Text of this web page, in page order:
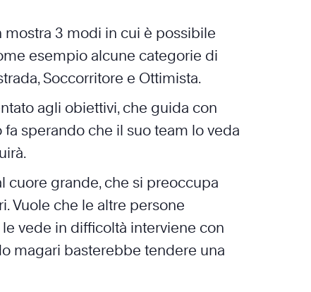
mostra 3 modi in cui è possibile
esempio alcune categorie di
Soccorritore e Ottimista.
agli obiettivi, che guida con
fa sperando che il suo team lo veda
cuore grande, che si preoccupa
Vuole che le altre persone
vede in difficoltà interviene con
magari basterebbe tendere una